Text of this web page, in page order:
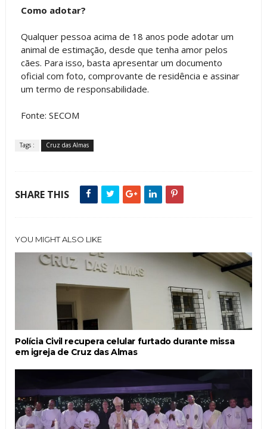
Como adotar?
Qualquer pessoa acima de 18 anos pode adotar um
animal de estimação, desde que tenha amor pelos
cães. Para isso, basta apresentar um documento
oficial com foto, comprovante de residência e assinar
um termo de responsabilidade.
Fonte: SECOM
Tags : Cruz das Almas
SHARE THIS
YOU MIGHT ALSO LIKE
Polícia Civil recupera celular furtado durante missa
em igreja de Cruz das Almas